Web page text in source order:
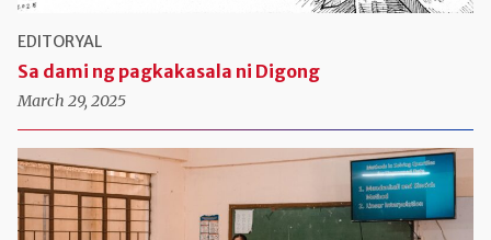
EDITORYAL
Sa dami ng pagkakasala ni Digong
March 29, 2025